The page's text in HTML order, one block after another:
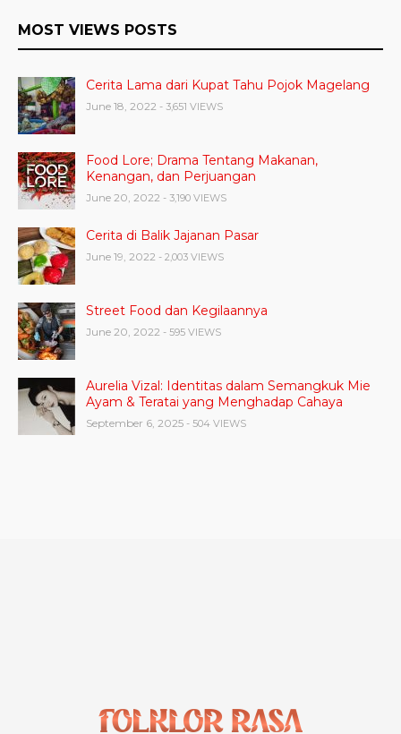
MOST VIEWS POSTS
Cerita Lama dari Kupat Tahu Pojok Magelang
June 18, 2022 - 3,651 VIEWS
Food Lore; Drama Tentang Makanan,
Kenangan, dan Perjuangan
June 20, 2022 - 3,190 VIEWS
Cerita di Balik Jajanan Pasar
June 19, 2022 - 2,003 VIEWS
Street Food dan Kegilaannya
June 20, 2022 - 595 VIEWS
Aurelia Vizal: Identitas dalam Semangkuk Mie
Ayam & Teratai yang Menghadap Cahaya
September 6, 2025 - 504 VIEWS